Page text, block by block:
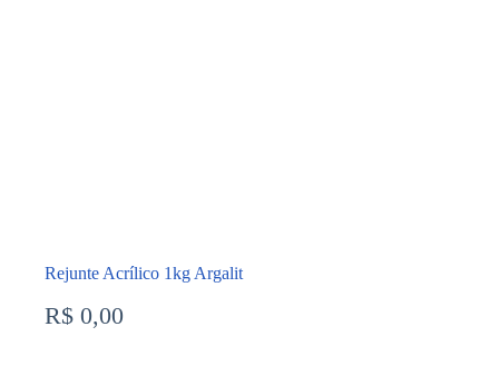
Rejunte Acrílico 1kg Argalit
R$ 0,00